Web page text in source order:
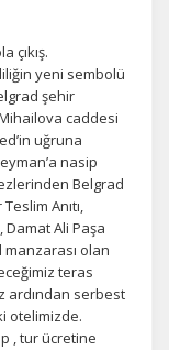
çıkış.
yeni sembolü
şehir
caddesi
uğruna
nasip
Belgrad
Anıtı,
Damat Ali Paşa
olan
teras
ardından serbest
otelimizde.
, tur ücretine